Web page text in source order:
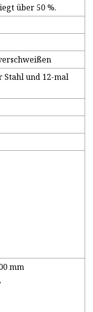
über 50 %.
Stahl und 12-mal
mm